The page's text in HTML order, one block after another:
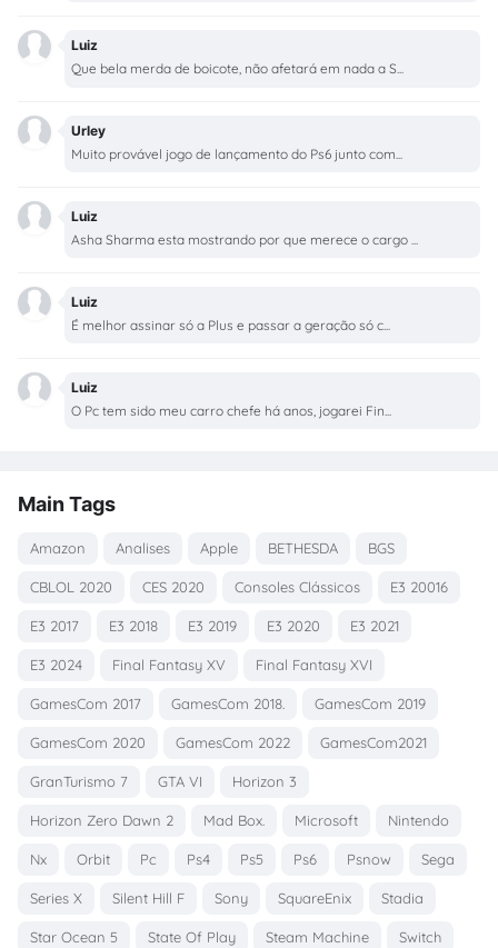
Luiz
Que bela merda de boicote, não afetará em nada a S...
Urley
Muito provável jogo de lançamento do Ps6 junto com...
Luiz
Asha Sharma esta mostrando por que merece o cargo ...
Luiz
É melhor assinar só a Plus e passar a geração só c...
Luiz
O Pc tem sido meu carro chefe há anos, jogarei Fin...
Main Tags
Amazon Analises Apple BETHESDA BGS
CBLOL 2020 CES 2020 Consoles Clássicos E3 20016
E3 2017 E3 2018 E3 2019 E3 2020 E3 2021
E3 2024 Final Fantasy XV Final Fantasy XVI
GamesCom 2017 GamesCom 2018. GamesCom 2019
GamesCom 2020 GamesCom 2022 GamesCom2021
GranTurismo 7 GTA VI Horizon 3
Horizon Zero Dawn 2 Mad Box. Microsoft Nintendo
Nx Orbit Pc Ps4 Ps5 Ps6 Psnow Sega
Series X Silent Hill F Sony SquareEnix Stadia
Star Ocean 5 State Of Play Steam Machine Switch